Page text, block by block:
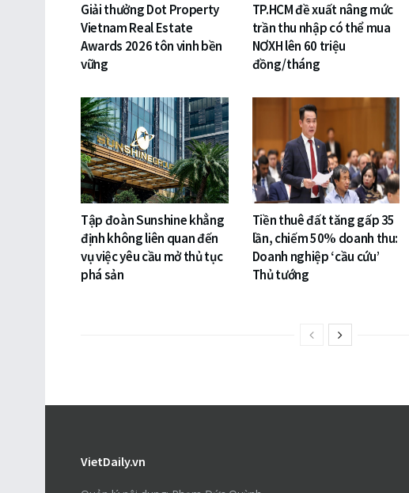
Giải thưởng Dot Property
Vietnam Real Estate
Awards 2026 tôn vinh bền
vững
TP.HCM đề xuất nâng mức
trần thu nhập có thể mua
NƠXH lên 60 triệu
đồng/tháng
Tập đoàn Sunshine khẳng
định không liên quan đến
vụ việc yêu cầu mở thủ tục
phá sản
Tiền thuê đất tăng gấp 35
lần, chiếm 50% doanh thu:
Doanh nghiệp ‘cầu cứu’
Thủ tướng
VietDaily.vn